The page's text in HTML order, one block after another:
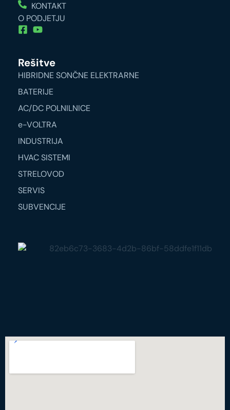
KONTAKT
O PODJETJU
Rešitve
HIBRIDNE SONČNE ELEKTRARNE
BATERIJE
AC/DC POLNILNICE
e-VOLTRA
INDUSTRIJA
HVAC SISTEMI
STRELOVOD
SERVIS
SUBVENCIJE